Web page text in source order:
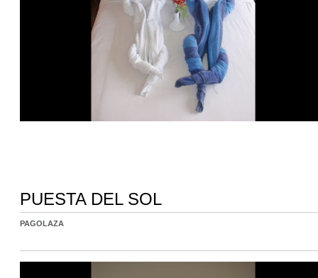
PUESTA DEL SOL
PAGOLAZA